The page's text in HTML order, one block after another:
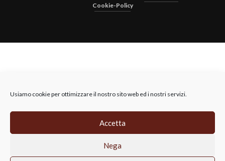
Usiamo cookie per ottimizzare il nostro sito web ed i nostri servizi.
Accetta
Nega
Cookie-Policy